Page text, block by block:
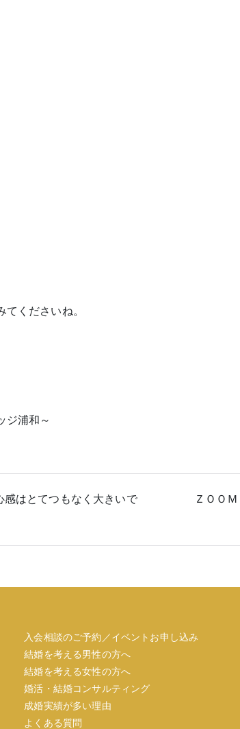
くださいね。
ジ浦和～
感はとてつもなく大きいで
ＺＯＯ
入会相談のご予約／イベントお申し込み
結婚を考える男性の方へ
結婚を考える女性の方へ
婚活・結婚コンサルティング
成婚実績が多い理由
よくある質問